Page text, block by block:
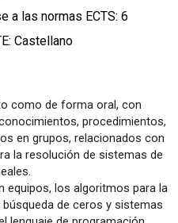
a las normas ECTS: 6
Castellano
como de forma oral, con
procedimientos,
en grupos, relacionados con
la resolución de sistemas de
equipos, los algoritmos para la
de ceros y sistemas